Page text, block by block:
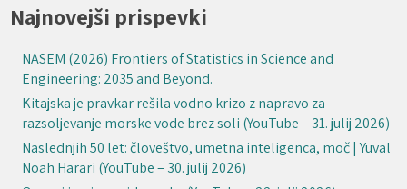
Najnovejši prispevki
NASEM (2026) Frontiers of Statistics in Science and
Engineering: 2035 and Beyond.
Kitajska je pravkar rešila vodno krizo z napravo za
razsoljevanje morske vode brez soli (YouTube – 31. julij 2026)
Naslednjih 50 let: človeštvo, umetna inteligenca, moč | Yuval
Noah Harari (YouTube – 30. julij 2026)